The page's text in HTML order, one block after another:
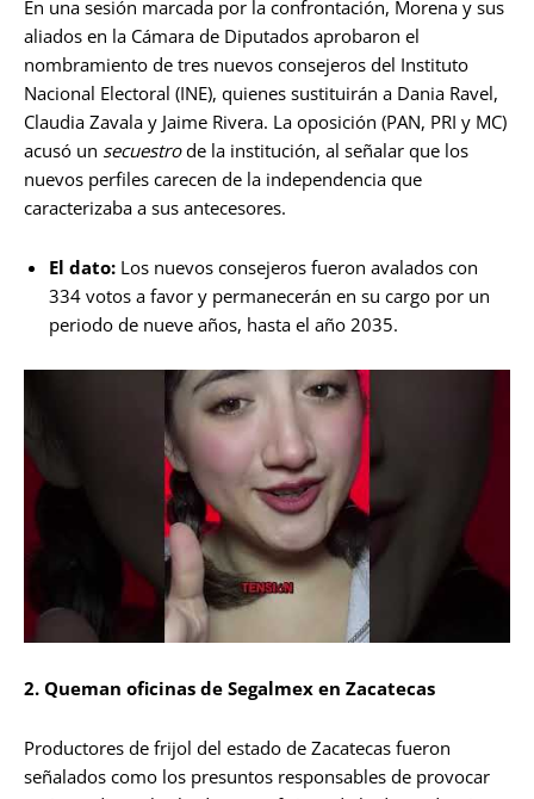
En una sesión marcada por la confrontación, Morena y sus
aliados en la Cámara de Diputados aprobaron el
nombramiento de tres nuevos consejeros del Instituto
Nacional Electoral (INE), quienes sustituirán a Dania Ravel,
Claudia Zavala y Jaime Rivera. La oposición (PAN, PRI y MC)
acusó un secuestrode la institución, al señalar que los
nuevos perfiles carecen de la independencia que
caracterizaba a sus antecesores.
El dato: Los nuevos consejeros fueron avalados con
334 votos a favor y permanecerán en su cargo por un
periodo de nueve años, hasta el año 2035.
2. Queman oficinas de Segalmex en Zacatecas
Productores de frijol del estado de Zacatecas fueron
señalados como los presuntos responsables de provocar